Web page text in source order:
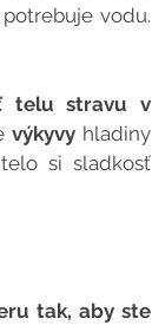
telu stravu v
výkyvy hladiny
si sladkosť
tak, aby ste